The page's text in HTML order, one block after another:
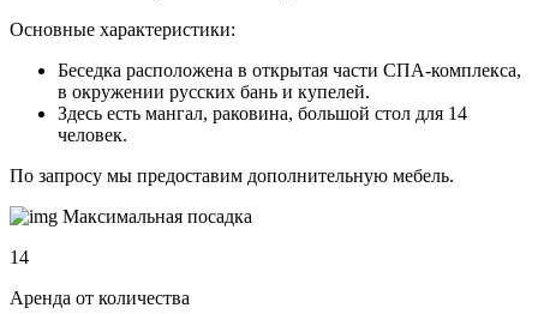
Основные характеристики:
Беседка расположена в открытая части СПА-комплекса,
в окружении русских бань и купелей.
Здесь есть мангал, раковина, большой стол для 14
человек.
По запросу мы предоставим дополнительную мебель.
Максимальная посадка
14
Аренда от количества